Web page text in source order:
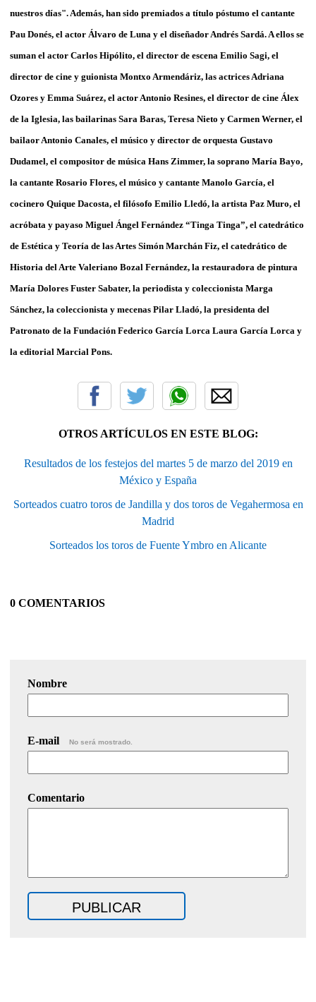
nuestros días". Además, han sido premiados a título póstumo el cantante
Pau Donés, el actor Álvaro de Luna y el diseñador Andrés Sardá. A ellos se
suman el actor Carlos Hipólito, el director de escena Emilio Sagi, el
director de cine y guionista Montxo Armendáriz, las actrices Adriana
Ozores y Emma Suárez, el actor Antonio Resines, el director de cine Álex
de la Iglesia, las bailarinas Sara Baras, Teresa Nieto y Carmen Werner, el
bailaor Antonio Canales, el músico y director de orquesta Gustavo
Dudamel, el compositor de música Hans Zimmer, la soprano María Bayo,
la cantante Rosario Flores, el músico y cantante Manolo García, el
cocinero Quique Dacosta, el filósofo Emilio Lledó, la artista Paz Muro, el
acróbata y payaso Miguel Ángel Fernández “Tinga Tinga”, el catedrático
de Estética y Teoría de las Artes Simón Marchán Fiz, el catedrático de
Historia del Arte Valeriano Bozal Fernández, la restauradora de pintura
María Dolores Fuster Sabater, la periodista y coleccionista Marga
Sánchez, la coleccionista y mecenas Pilar Lladó, la presidenta del
Patronato de la Fundación Federico García Lorca Laura García Lorca y
la editorial Marcial Pons.
OTROS ARTÍCULOS EN ESTE BLOG:
Resultados de los festejos del martes 5 de marzo del 2019 en
México y España
Sorteados cuatro toros de Jandilla y dos toros de Vegahermosa en
Madrid
Sorteados los toros de Fuente Ymbro en Alicante
0 COMENTARIOS
Nombre
E-mail No será mostrado.
Comentario